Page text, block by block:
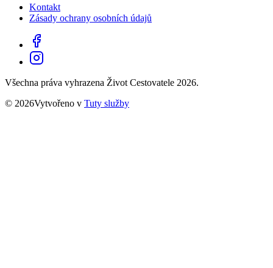
Kontakt
Zásady ochrany osobních údajů
Všechna práva vyhrazena Život Cestovatele 2026.
© 2026Vytvořeno v Tuty služby